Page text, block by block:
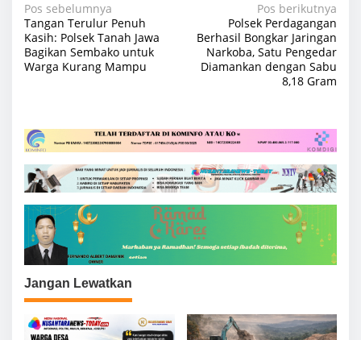
N
a
v
a
s
i
p
o
s
Pos sebelumnya
Tangan Terulur Penuh
Kasih: Polsek Tanah Jawa
Bagikan Sembako untuk
Warga Kurang Mampu
Pos berikutnya
Polsek Perdagangan
Berhasil Bongkar Jaringan
Narkoba, Satu Pengedar
Diamankan dengan Sabu
8,18 Gram
Jangan Lewatkan